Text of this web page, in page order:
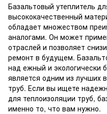
Базальтовый утеплитель
высококачественный
обладает множеством
аналогами. Он может
отраслей и позволяет
ремонт в будущем.
над ежный и экологически
является одним из лучших
труб. Если вы ищете
для теплоизоляции труб,
именно то, что вам нужно.